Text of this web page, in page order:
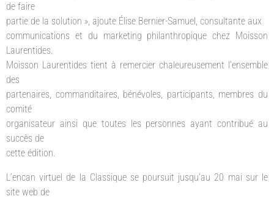
de faire
partie de la solution », ajoute Élise Bernier-Samuel, consultante aux
communications et du marketing philanthropique chez Moisson
Laurentides.
Moisson Laurentides tient à remercier chaleureusement l’ensemble
des
partenaires, commanditaires, bénévoles, participants, membres du
comité
organisateur ainsi que toutes les personnes ayant contribué au
succès de
cette édition.
L’encan virtuel de la Classique se poursuit jusqu’au 20 mai sur le
site web de